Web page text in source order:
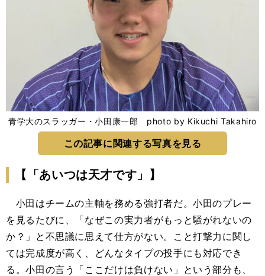
青学大のスラッガー・小田康一郎 photo by Kikuchi Takahiro
この記事に関連する写真を見る
【「あいつは天才です」】
小田はチームの主軸を務める強打者だ。小田のプレー
を見るたびに、「なぜこの実力者がもっと騒がれないの
か？」と不思議に思えて仕方がない。こと打撃力に関し
ては完成度が高く、どんなタイプの投手にも対応でき
る。小田の言う「ここだけは負けない」という部分も、